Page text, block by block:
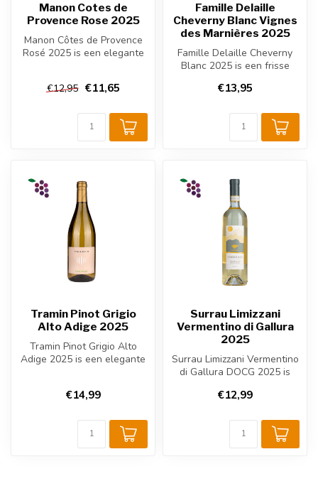
Manon Cotes de
Provence Rose 2025
Manon Côtes de Provence
Rosé 2025 is een elegante
€12,95 €11,65
Famille Delaille
Cheverny Blanc Vignes
des Marnières 2025
Famille Delaille Cheverny
Blanc 2025 is een frisse
Loir...
€13,95
Tramin Pinot Grigio
Alto Adige 2025
Tramin Pinot Grigio Alto
Adige 2025 is een elegante
€14,99
Surrau Limizzani
Vermentino di Gallura
2025
Surrau Limizzani Vermentino
di Gallura DOCG 2025 is
witt...
€12,99